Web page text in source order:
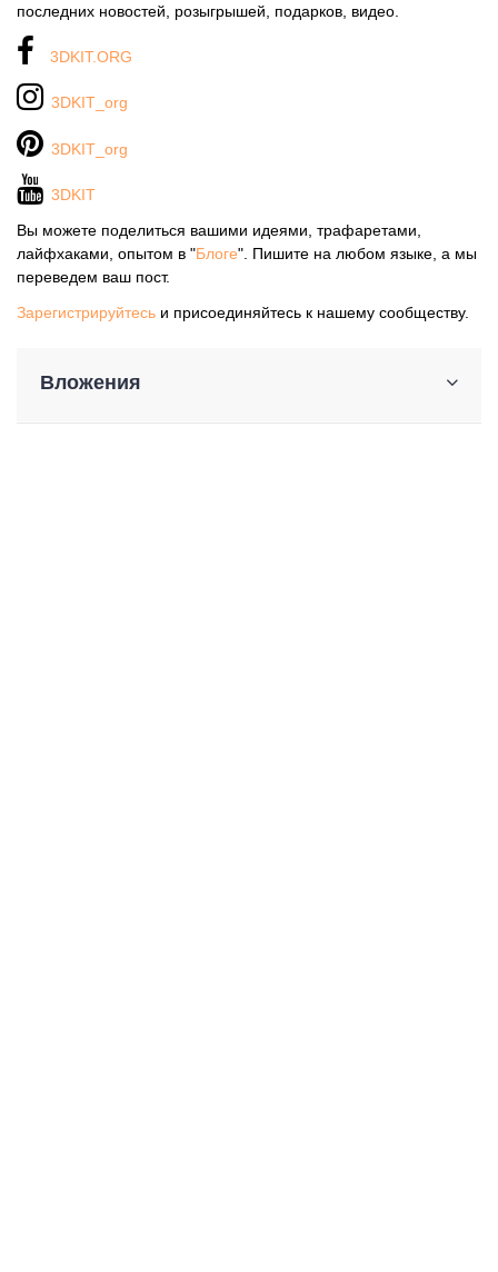
последних новостей, розыгрышей, подарков, видео.
3DKIT.ORG
3DKIT_org
3DKIT_org
3DKIT
Вы можете поделиться вашими идеями, трафаретами,
лайфхаками, опытом в "Блоге". Пишите на любом языке, а мы
переведем ваш пост.
Зарегистрируйтесь и присоединяйтесь к нашему сообществу.
Вложения